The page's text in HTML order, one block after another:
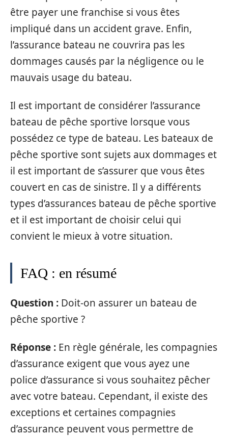
être payer une franchise si vous êtes
impliqué dans un accident grave. Enfin,
l’assurance bateau ne couvrira pas les
dommages causés par la négligence ou le
mauvais usage du bateau.
Il est important de considérer l’assurance
bateau de pêche sportive lorsque vous
possédez ce type de bateau. Les bateaux de
pêche sportive sont sujets aux dommages et
il est important de s’assurer que vous êtes
couvert en cas de sinistre. Il y a différents
types d’assurances bateau de pêche sportive
et il est important de choisir celui qui
convient le mieux à votre situation.
FAQ : en résumé
Question : Doit-on assurer un bateau de
pêche sportive ?
Réponse : En règle générale, les compagnies
d’assurance exigent que vous ayez une
police d’assurance si vous souhaitez pêcher
avec votre bateau. Cependant, il existe des
exceptions et certaines compagnies
d’assurance peuvent vous permettre de